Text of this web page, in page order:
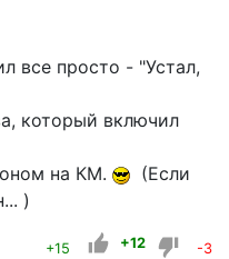
все просто - "Устал,
который включил
на КМ.
(Если
)
+15 +12 -3